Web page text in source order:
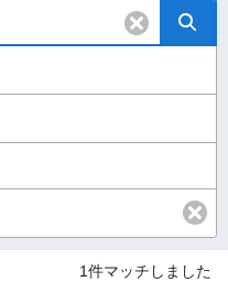
1件マッチしました